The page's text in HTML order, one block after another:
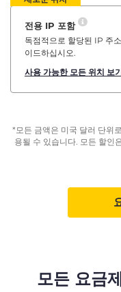
전용 IP 포함
독점적으로 할당된 IP 주
이드하십시오.
사용 가능한 모든 위치 보
*모든 금액은 미국 달러 단위
용될 수 있습니다. 모든 할인
모든 요금